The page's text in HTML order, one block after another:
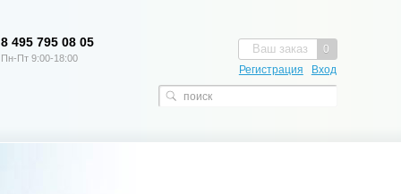
0
Ваш заказ
Регистрация Вход
8 495 795 08 05
Пн-Пт 9:00-18:00